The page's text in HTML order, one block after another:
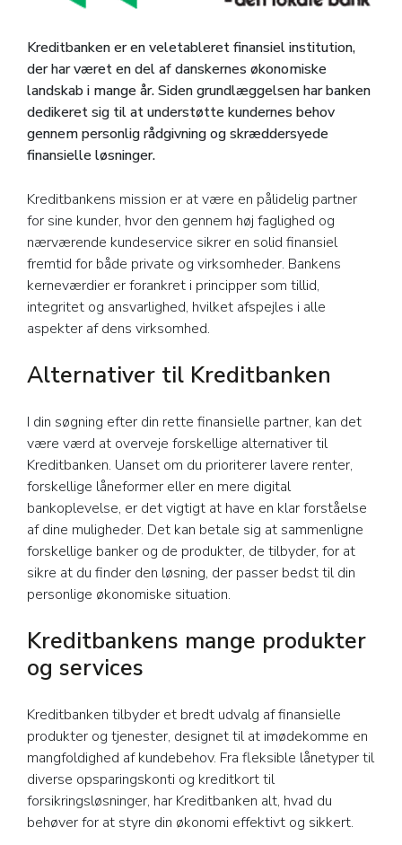
Kreditbanken er en veletableret finansiel institution,
der har været en del af danskernes økonomiske
landskab i mange år. Siden grundlæggelsen har banken
dedikeret sig til at understøtte kundernes behov
gennem personlig rådgivning og skræddersyede
finansielle løsninger.
Kreditbankens mission er at være en pålidelig partner
for sine kunder, hvor den gennem høj faglighed og
nærværende kundeservice sikrer en solid finansiel
fremtid for både private og virksomheder. Bankens
kerneværdier er forankret i principper som tillid,
integritet og ansvarlighed, hvilket afspejles i alle
aspekter af dens virksomhed.
Alternativer til Kreditbanken
I din søgning efter din rette finansielle partner, kan det
være værd at overveje forskellige alternativer til
Kreditbanken. Uanset om du prioriterer lavere renter,
forskellige låneformer eller en mere digital
bankoplevelse, er det vigtigt at have en klar forståelse
af dine muligheder. Det kan betale sig at sammenligne
forskellige banker og de produkter, de tilbyder, for at
sikre at du finder den løsning, der passer bedst til din
personlige økonomiske situation.
Kreditbankens mange produkter
og services
Kreditbanken tilbyder et bredt udvalg af finansielle
produkter og tjenester, designet til at imødekomme en
mangfoldighed af kundebehov. Fra fleksible lånetyper til
diverse opsparingskonti og kreditkort til
forsikringsløsninger, har Kreditbanken alt, hvad du
behøver for at styre din økonomi effektivt og sikkert.